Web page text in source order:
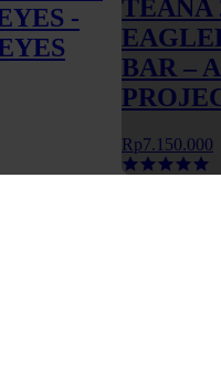
-
TEANA
BAR –
Rp7.150.000